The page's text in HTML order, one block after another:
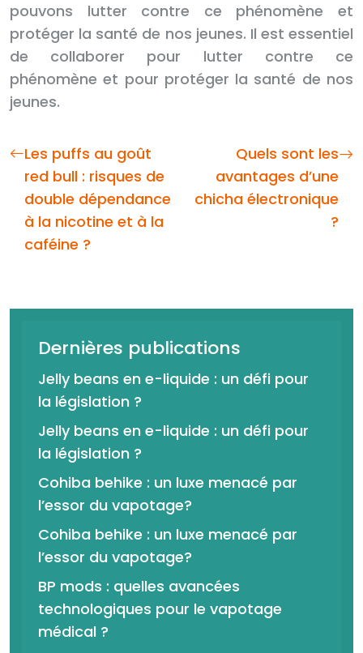
pouvons lutter contre ce phénomène et
protéger la santé de nos jeunes. Il est essentiel
de collaborer pour lutter contre ce
phénomène et pour protéger la santé de nos
jeunes.
Les puffs au goût
red bull : risques de
double dépendance
à la nicotine et à la
caféine ?
Quels sont les
avantages d’une
chicha électronique
?
Dernières publications
Jelly beans en e-liquide : un défi pour
la législation ?
Jelly beans en e-liquide : un défi pour
la législation ?
Cohiba behike : un luxe menacé par
l’essor du vapotage?
Cohiba behike : un luxe menacé par
l’essor du vapotage?
BP mods : quelles avancées
technologiques pour le vapotage
médical ?